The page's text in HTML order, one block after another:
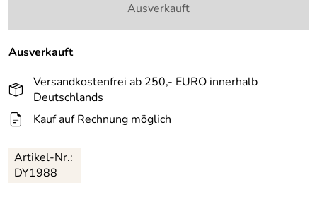
Ausverkauft
Ausverkauft
Versandkostenfrei ab 250,- EURO innerhalb
Deutschlands
Kauf auf Rechnung möglich
Artikel-Nr.:
DY1988